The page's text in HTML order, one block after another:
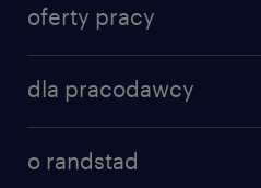
oferty pracy
specjalizacje
dla pracodawcy
o randstad